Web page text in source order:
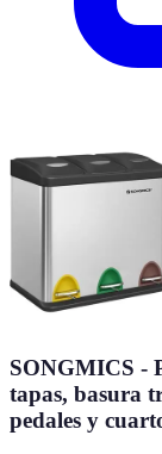
SONGMICS -
tapas, basura
pedales y